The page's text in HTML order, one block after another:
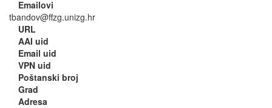
Emailovi
tbandov@ffzg.unizg.hr
URL
AAI uid
Email uid
VPN uid
Poštanski broj
Grad
Adresa